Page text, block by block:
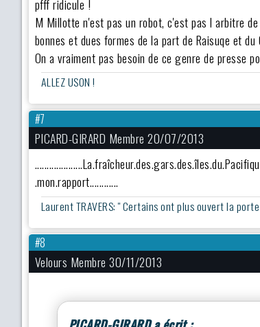
pfff ridicule !
M Millotte n'est pas un robot, c'est pas l arbitre
bonnes et dues formes de la part de Raisuqe et
On a vraiment pas besoin de ce genre de presse
ALLEZ USON !
#7
PICARD-GIRARD Membre 20/07/2013
.mon.rapport............
Laurent TRAVERS: '' Certains ont plus ouvert la
#8
Velours Membre 30/11/2013